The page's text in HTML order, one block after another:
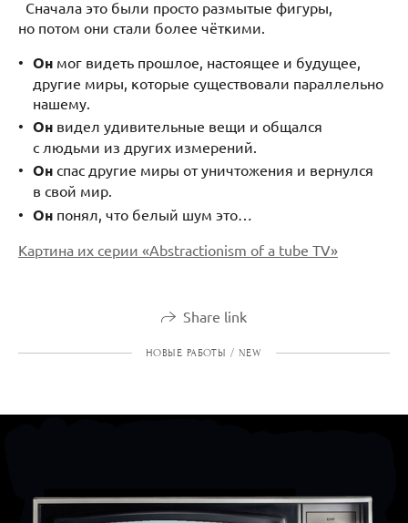
Сначала это были просто размытые фигуры,
но потом они стали более чёткими.
Он мог видеть прошлое, настоящее и будущее,
другие миры, которые существовали параллельно
нашему.
Он видел удивительные вещи и общался
с людьми из других измерений.
Он спас другие миры от уничтожения и вернулся
в свой мир.
Он понял, что белый шум это…
Картина их серии «Abstractionism of a tube TV»
Share link
НОВЫЕ РАБОТЫ / NEW